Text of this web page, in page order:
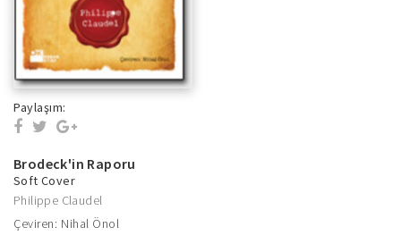
Paylaşım:
Brodeck'in Raporu
Soft Cover
Philippe Claudel
Çeviren: Nihal Önol